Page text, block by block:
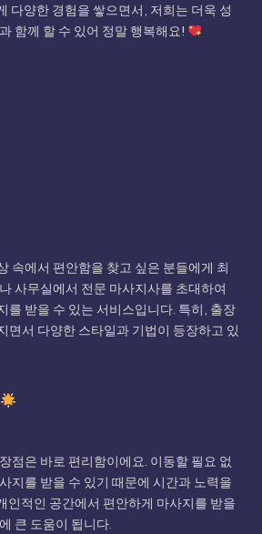
다양한 경험을 쌓으면서, 저희는 더욱 성
함께 할 수 있어 정말 행복해요!
속에서 편안함을 찾고 싶은 분들에게 최
사무실에서 전문 마사지사를 초대하여
를 받을 수 있는 서비스입니다. 특히, 출장
면서 다양한 스타일과 기법이 등장하고 있
점은 바로 편리함이에요. 이동할 필요 없
지를 받을 수 있기 때문에 시간과 노력을
인적인 공간에서 편안하게 마사지를 받을
큰 도움이 됩니다.